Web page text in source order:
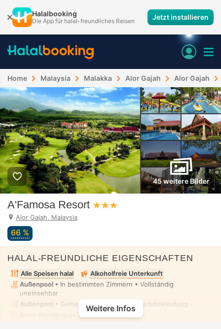
Halalbooking
Die App für halal-freundliches Reisen Jetzt installieren
Home Malaysia Malakka Alor Gajah Alor Gajah
45 weitere Bilder
A'Famosa Resort
Alor Gajah, Malaysia
66 %
HALAL-FREUNDLICHE EIGENSCHAFTEN
Alle Speisen halal
Alkoholfreie Unterkunft
Außenpool • In bestimmten Zimmern • Vollständig
uneinsehbar
Außenpool • Gemischt • Bescheidene Badebekleidung
• In allen Zimmern
Weitere Infos